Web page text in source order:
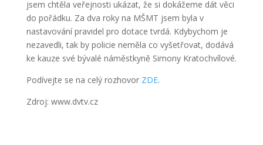
jsem chtěla veřejnosti ukázat, že si dokážeme dát věci
do pořádku. Za dva roky na MŠMT jsem byla v
nastavování pravidel pro dotace tvrdá. Kdybychom je
nezavedli, tak by policie neměla co vyšetřovat, dodává
ke kauze své bývalé náměstkyně Simony Kratochvílové.
Podívejte se na celý rozhovor ZDE.
Zdroj: www.dvtv.cz